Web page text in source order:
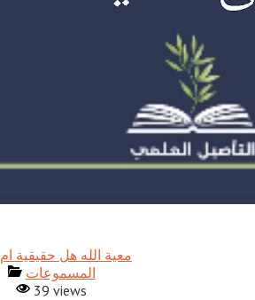
معية الله هل حقيقية ام
المسموعات
39 views